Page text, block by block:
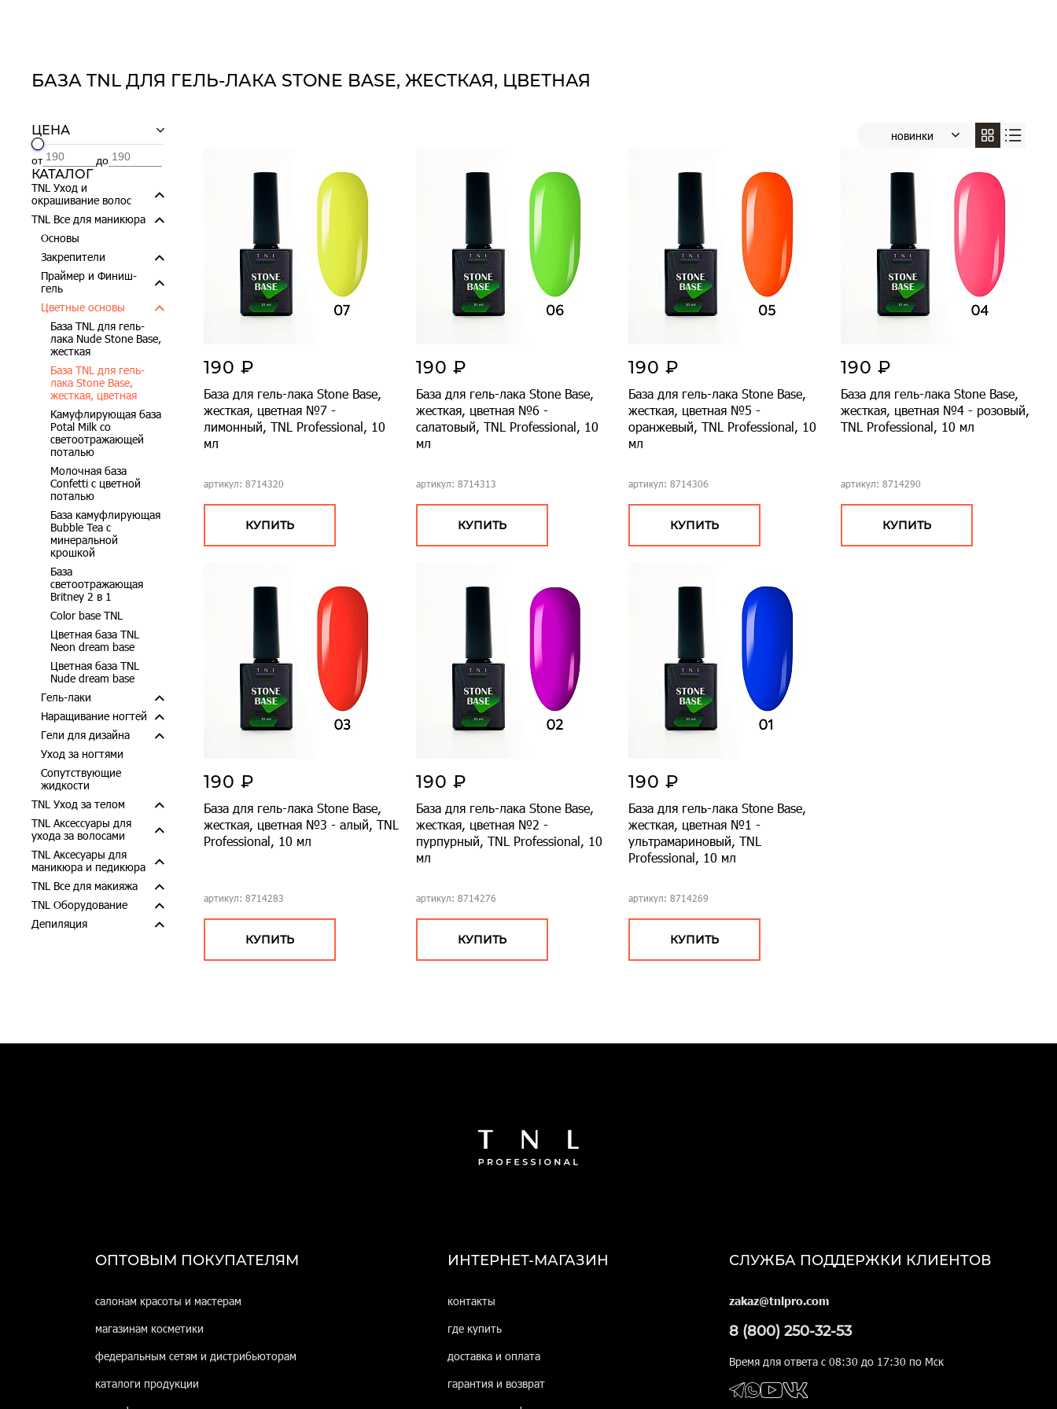
БАЗА TNL ДЛЯ ГЕЛЬ-ЛАКА STONE BASE, ЖЕСТКАЯ, ЦВЕТНАЯ
ЦЕНА
от до
КАТАЛОГ
TNL Уход и
окрашивание волос
TNL Все для маникюра
Основы
Закрепители
Праймер и Финиш-
гель
Цветные основы
База TNL для гель-
лака Nude Stone Base,
жесткая
База TNL для гель-
лака Stone Base,
жесткая, цветная
Камуфлирующая база
Potal Milk со
светоотражающей
поталью
Молочная база
Сonfetti с цветной
поталью
База камуфлирующая
Bubble Tea с
минеральной
крошкой
База
светоотражающая
Britney 2 в 1
Color base TNL
Цветная база TNL
Neon dream base
Цветная база TNL
Nude dream base
Гель-лаки
Наращивание ногтей
Гели для дизайна
Уход за ногтями
Сопутствующие
жидкости
TNL Уход за телом
TNL Аксессуары для
ухода за волосами
TNL Аксесуары для
маникюра и педикюра
TNL Все для макияжа
TNL Оборудование
Депиляция
190 ₽
База для гель-лака Stone Base,
жесткая, цветная №7 -
лимонный, TNL Professional, 10
мл
артикул: 8714320
КУПИТЬ
190 ₽
База для гель-лака Stone Base,
жесткая, цветная №6 -
салатовый, TNL Professional, 10
мл
артикул: 8714313
КУПИТЬ
190 ₽
База для гель-лака Stone Base,
жесткая, цветная №5 -
оранжевый, TNL Professional, 10
мл
артикул: 8714306
КУПИТЬ
190 ₽
База для гель-лака Stone Base,
жесткая, цветная №4 - розовый,
TNL Professional, 10 мл
артикул: 8714290
КУПИТЬ
190 ₽
База для гель-лака Stone Base,
жесткая, цветная №3 - алый, TNL
Professional, 10 мл
артикул: 8714283
КУПИТЬ
190 ₽
База для гель-лака Stone Base,
жесткая, цветная №2 -
пурпурный, TNL Professional, 10
мл
артикул: 8714276
КУПИТЬ
190 ₽
База для гель-лака Stone Base,
жесткая, цветная №1 -
ультрамариновый, TNL
Professional, 10 мл
артикул: 8714269
КУПИТЬ
ОПТОВЫМ ПОКУПАТЕЛЯМ
салонам красоты и мастерам
магазинам косметики
федеральным сетям и дистрибьюторам
каталоги продукции
ИНТЕРНЕТ-МАГАЗИН
контакты
где купить
доставка и оплата
гарантия и возврат
СЛУЖБА ПОДДЕРЖКИ КЛИЕНТОВ
zakaz@tnlpro.com
8 (800) 250-32-53
Время для ответа с 08:30 до 17:30 по Мск